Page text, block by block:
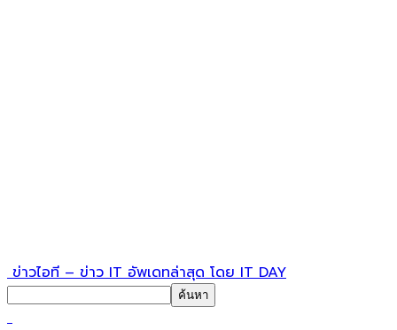
ข่าวไอที – ข่าว IT อัพเดทล่าสุด โดย IT DAY